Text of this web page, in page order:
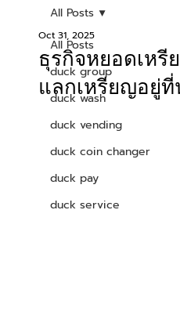
All Posts
duck group
duck wash
duck vending
duck coin changer
duck pay
duck service
All Posts
ธุรกิจหยอดเหรี
แลกเหรียญอยู่
Oct 31, 2025